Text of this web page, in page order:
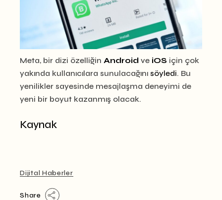
Meta, bir dizi özelliğinAndroid ve iOS için çok
yakında kullanıcılara sunulacağınısöyledi. Bu
yenilikler sayesinde mesajlaşma deneyimi de
yeni bir boyut kazanmış olacak.
Kaynak
Dijital Haberler
Share